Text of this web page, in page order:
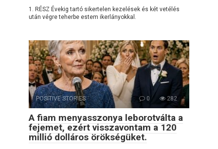
1. RÉSZ Évekig tartó sikertelen kezelések és két vetélés
után végre teherbe estem ikerlányokkal.
POSITIVE STORIES 0 282
A fiam menyasszonya leborotválta a
fejemet, ezért visszavontam a 120
millió dolláros örökségüket.